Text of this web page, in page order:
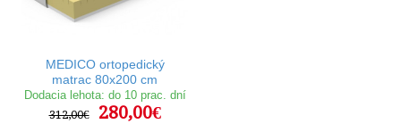
MEDICO ortopedický
matrac 80x200 cm
Dodacia lehota: do 10 prac. dní
312,00€
280,00€